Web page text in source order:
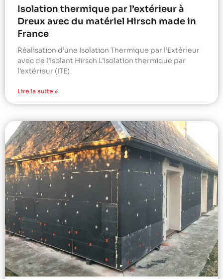
Isolation thermique par l’extérieur à
Dreux avec du matériel Hirsch made in
France
Réalisation d’une Isolation Thermique par l’Extérieur
avec de l’Isolant Hirsch L’isolation thermique par
l’extérieur (ITE)
Lire la suite »